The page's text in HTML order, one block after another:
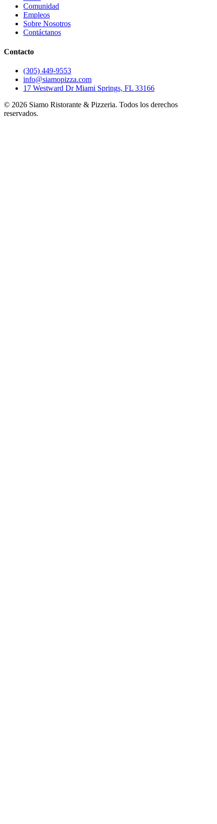
Comunidad
Empleos
Sobre Nosotros
Contáctanos
Contacto
(305) 449-9553
info@siamopizza.com
17 Westward Dr Miami Springs, FL 33166
© 2026 Siamo Ristorante & Pizzeria. Todos los derechos
reservados.